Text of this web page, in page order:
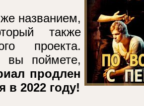
названием,
также
проекта.
вы поймете,
продлен
в 2022 году!